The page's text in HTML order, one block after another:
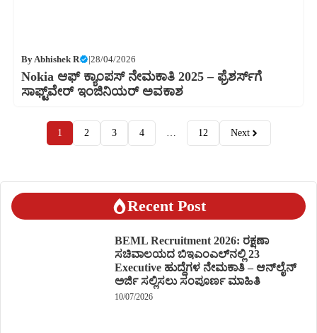
ByAbhishek R |28/04/2026
Nokia ಆಫ್ ಕ್ಯಾಂಪಸ್ ನೇಮಕಾತಿ 2025 – ಫ್ರೆಶರ್ಸ್‌ಗೆ
ಸಾಫ್ಟ್‌ವೇರ್ ಇಂಜಿನಿಯರ್ ಅವಕಾಶ
1 2 3 4 … 12 Next
Recent Post
BEML Recruitment 2026: ರಕ್ಷಣಾ
ಸಚಿವಾಲಯದ ಬಿಇಎಂಎಲ್‌ನಲ್ಲಿ 23
Executive ಹುದ್ದೆಗಳ ನೇಮಕಾತಿ – ಆನ್‌ಲೈನ್
ಅರ್ಜಿ ಸಲ್ಲಿಸಲು ಸಂಪೂರ್ಣ ಮಾಹಿತಿ
10/07/2026